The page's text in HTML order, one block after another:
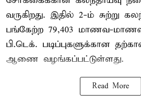
வருகிறது. இதில் 2-ம் சுற்று
பங்கேற்ற 79,403 மாணவ-
பி.டெக். படிப்புகளுக்கான
ஆணை வழங்கப்பட்டுள்ளது.
Read More